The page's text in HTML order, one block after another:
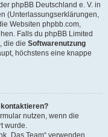
phpBB Deutschland e. V. in
(Unterlassungserklärungen,
Websiten phpbb.com,
Falls du phpBB Limited
die die Softwarenutzung
höchstens eine knappe
nutzen, wenn die
wurde.
„Das Team“ verwenden.